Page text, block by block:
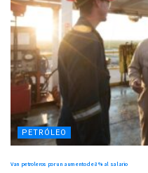
PETRÓLEO
Van petroleros por un aumento de 8 % al salario